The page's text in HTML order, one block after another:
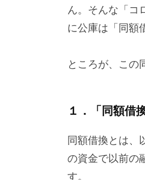
ん。そんな「コ
に公庫は「同額
ところが、この
１．「同額借
同額借換とは、
の資金で以前の
す。